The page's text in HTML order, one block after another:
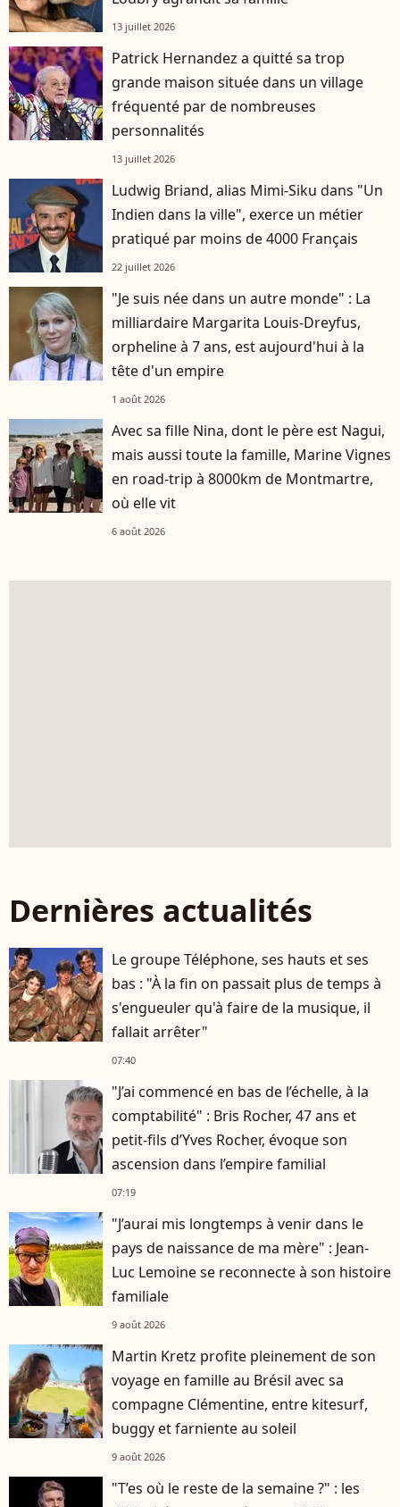
13 juillet 2026
Patrick Hernandez a quitté sa trop
grande maison située dans un village
fréquenté par de nombreuses
personnalités
13 juillet 2026
Ludwig Briand, alias Mimi-Siku dans "Un
Indien dans la ville", exerce un métier
pratiqué par moins de 4000 Français
22 juillet 2026
"Je suis née dans un autre monde" : La
milliardaire Margarita Louis-Dreyfus,
orpheline à 7 ans, est aujourd'hui à la
tête d'un empire
1 août 2026
Avec sa fille Nina, dont le père est Nagui,
mais aussi toute la famille, Marine Vignes
en road-trip à 8000km de Montmartre,
où elle vit
6 août 2026
Dernières actualités
Le groupe Téléphone, ses hauts et ses
bas : "À la fin on passait plus de temps à
s'engueuler qu'à faire de la musique, il
fallait arrêter"
07:40
"J’ai commencé en bas de l’échelle, à la
comptabilité" : Bris Rocher, 47 ans et
petit-fils d’Yves Rocher, évoque son
ascension dans l’empire familial
07:19
"J’aurai mis longtemps à venir dans le
pays de naissance de ma mère" : Jean-
Luc Lemoine se reconnecte à son histoire
familiale
9 août 2026
Martin Kretz profite pleinement de son
voyage en famille au Brésil avec sa
compagne Clémentine, entre kitesurf,
buggy et farniente au soleil
9 août 2026
"T’es où le reste de la semaine ?" : les